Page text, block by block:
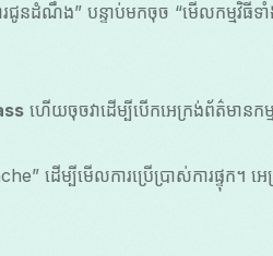
រជូនដំណឹង” បន្ទាប់មកចុច “មើលកម្មវិធី
ហើយចុចវាដើម្បីបើកអេក្រង់ព័ត៌មានកម្
ដើម្បីមើលការប្រើប្រាស់ការផ្ទុក